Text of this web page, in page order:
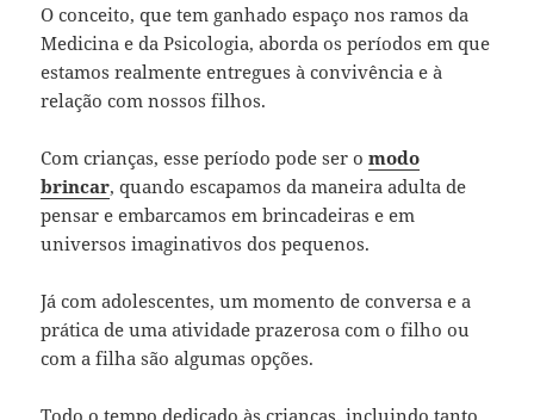
O conceito, que tem ganhado espaço nos ramos da
Medicina e da Psicologia, aborda os períodos em que
estamos realmente entregues à convivência e à
relação com nossos filhos.
Com crianças, esse período pode ser omodo
brincar, quando escapamos da maneira adulta de
pensar e embarcamos em brincadeiras e em
universos imaginativos dos pequenos.
Já com adolescentes, um momento de conversa e a
prática de uma atividade prazerosa com o filho ou
com a filha são algumas opções.
Todo o tempo dedicado às crianças, incluindo tanto